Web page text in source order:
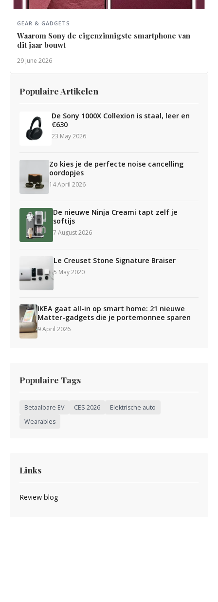
GEAR & GADGETS
Waarom Sony de eigenzinnigste smartphone van
dit jaar bouwt
29 June 2026
Populaire Artikelen
De Sony 1000X Collexion is staal, leer en
€630
23 May 2026
Zo kies je de perfecte noise cancelling
oordopjes
14 April 2026
De nieuwe Ninja Creami tapt zelf je
softijs
7 August 2026
Le Creuset Stone Signature Braiser
5 May 2020
IKEA gaat all-in op smart home: 21 nieuwe
Matter-gadgets die je portemonnee sparen
9 April 2026
Populaire Tags
Betaalbare EV CES 2026
Elektrische auto
Wearables
Links
Review blog